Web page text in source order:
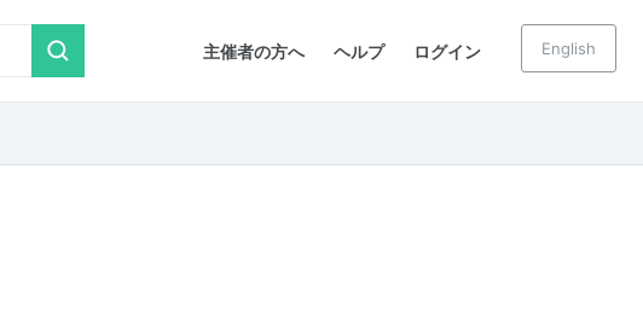
主催者の方へ ヘルプ ログイン English